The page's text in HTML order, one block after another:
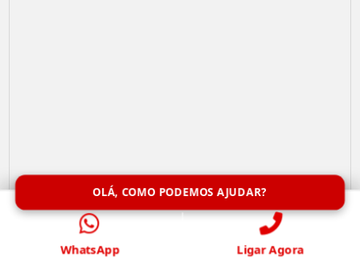
Remoção de Abelhas
OLÁ, COMO PODEMOS AJUDAR?
WhatsApp Ligar Agora